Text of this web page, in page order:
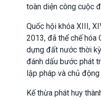
toàn diện công cuộc
Quốc hội khóa XIII,
2013, đã thể chế hóa
dựng đất nước thời
đánh dấu bước phát
lập pháp và chủ
Kế thừa phát huy